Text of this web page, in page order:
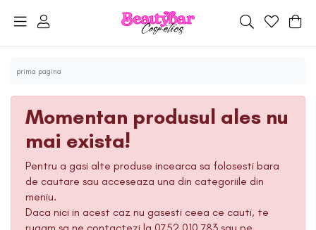
prima pagina
Momentan produsul ales nu
mai exista!
Pentru a gasi alte produse incearca sa folosesti bara
de cautare sau acceseaza una din categoriile din
meniu.
Daca nici in acest caz nu gasesti ceea ce cauti, te